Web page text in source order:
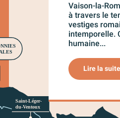
Saint-Léger-
du-Ventoux
Vaison-la-
à travers le
vestiges
intemporelle.
humaine...
Lire la suite